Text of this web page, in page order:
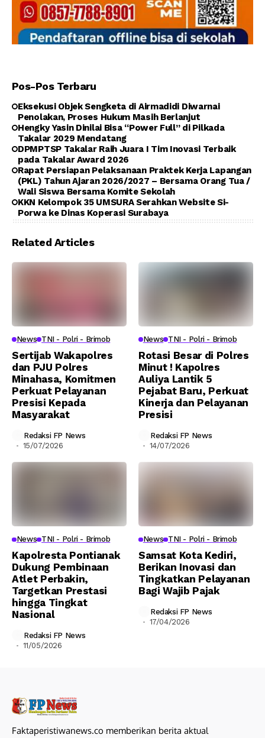
Pos-Pos Terbaru
Eksekusi Objek Sengketa di Airmadidi Diwarnai
Penolakan, Proses Hukum Masih Berlanjut
Hengky Yasin Dinilai Bisa “Power Full” di Pilkada
Takalar 2029 Mendatang
DPMPTSP Takalar Raih Juara I Tim Inovasi Terbaik
pada Takalar Award 2026
Rapat Persiapan Pelaksanaan Praktek Kerja Lapangan
(PKL) Tahun Ajaran 2026/2027 – Bersama Orang Tua /
Wali Siswa Bersama Komite Sekolah
KKN Kelompok 35 UMSURA Serahkan Website Si-
Porwa ke Dinas Koperasi Surabaya
Related Articles
News TNI - Polri - Brimob
Sertijab Wakapolres
dan PJU Polres
Minahasa, Komitmen
Perkuat Pelayanan
Presisi Kepada
Masyarakat
Redaksi FP News
15/07/2026
News TNI - Polri - Brimob
Rotasi Besar di Polres
Minut ! Kapolres
Auliya Lantik 5
Pejabat Baru, Perkuat
Kinerja dan Pelayanan
Presisi
Redaksi FP News
14/07/2026
News TNI - Polri - Brimob
Kapolresta Pontianak
Dukung Pembinaan
Atlet Perbakin,
Targetkan Prestasi
hingga Tingkat
Nasional
Redaksi FP News
11/05/2026
News TNI - Polri - Brimob
Samsat Kota Kediri,
Berikan Inovasi dan
Tingkatkan Pelayanan
Bagi Wajib Pajak
Redaksi FP News
17/04/2026
Faktaperistiwanews.co memberikan berita aktual